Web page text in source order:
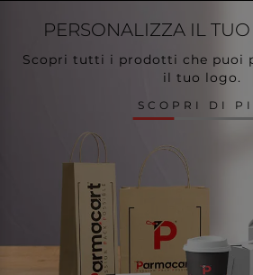
PERSONALIZZA IL
Scopri tutti i prodotti che puoi
il tuo logo.
SCOPRI DI